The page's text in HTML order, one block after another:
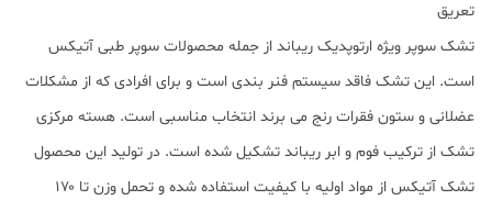
تعریق
تشک سوپر ویژه ارتوپدیک ریباند از جمله محصولات سوپر طبی آتیکس
است. این تشک فاقد سیستم فنر بندی است و برای افرادی که از مشکلات
عضلانی و ستون فقرات رنج می برند انتخاب مناسبی است. هسته مرکزی
تشک از ترکیب فوم و ابر ریباند تشکیل شده است. در تولید این محصول
تشک آتیکس از مواد اولیه با کیفیت استفاده شده و تحمل وزن تا ۱۷۰